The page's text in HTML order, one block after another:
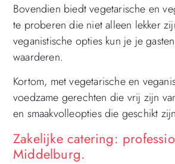
Bovendien biedt vegetarische en
te proberen die niet alleen lekker
veganistische opties kun je je
waarderen.
Kortom, met vegetarische en
voedzame gerechten die vrij zijn
en smaakvolleopties die geschikt
Zakelijke catering:
Middelburg.